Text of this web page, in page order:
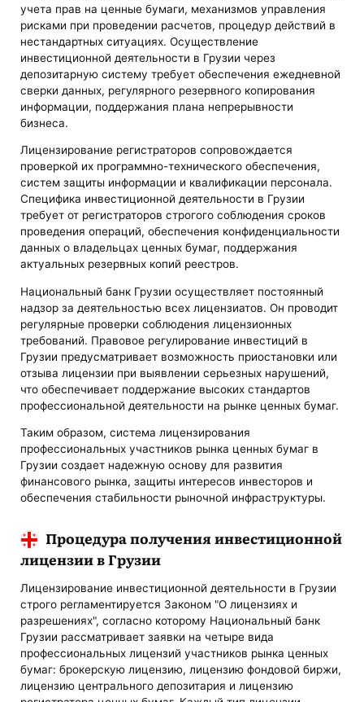
учета прав на ценные бумаги, механизмов управления
рисками при проведении расчетов, процедур действий в
нестандартных ситуациях. Осуществление
инвестиционной деятельности в Грузии через
депозитарную систему требует обеспечения ежедневной
сверки данных, регулярного резервного копирования
информации, поддержания плана непрерывности
бизнеса.
Лицензирование регистраторов сопровождается
проверкой их программно-технического обеспечения,
систем защиты информации и квалификации персонала.
Специфика инвестиционной деятельности в Грузии
требует от регистраторов строгого соблюдения сроков
проведения операций, обеспечения конфиденциальности
данных о владельцах ценных бумаг, поддержания
актуальных резервных копий реестров.
Национальный банк Грузии осуществляет постоянный
надзор за деятельностью всех лицензиатов. Он проводит
регулярные проверки соблюдения лицензионных
требований. Правовое регулирование инвестиций в
Грузии предусматривает возможность приостановки или
отзыва лицензии при выявлении серьезных нарушений,
что обеспечивает поддержание высоких стандартов
профессиональной деятельности на рынке ценных бумаг.
Таким образом, система лицензирования
профессиональных участников рынка ценных бумаг в
Грузии создает надежную основу для развития
финансового рынка, защиты интересов инвесторов и
обеспечения стабильности рыночной инфраструктуры.
Процедура получения инвестиционной
лицензии в Грузии
Лицензирование инвестиционной деятельности в Грузии
строго регламентируется Законом "О лицензиях и
разрешениях", согласно которому Национальный банк
Грузии рассматривает заявки на четыре вида
профессиональных лицензий участников рынка ценных
бумаг: брокерскую лицензию, лицензию фондовой биржи,
лицензию центрального депозитария и лицензию